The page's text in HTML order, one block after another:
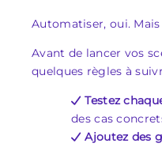
Automatiser, oui.
Avant de lancer vos
quelques règles à
Testez
des cas
Ajoutez des